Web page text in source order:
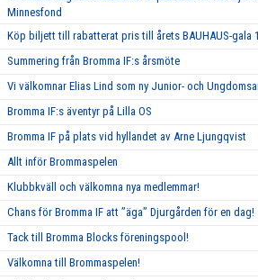
Minnesfond
Köp biljett till rabatterat pris till årets BAUHAUS-gala
Summering från Bromma IF:s årsmöte
Vi välkomnar Elias Lind som ny Junior- och
Bromma IF:s äventyr på Lilla OS
Bromma IF på plats vid hyllandet av Arne Ljungqvist
Allt inför Brommaspelen
Klubbkväll och välkomna nya medlemmar!
Chans för Bromma IF att ”äga” Djurgården för en dag!
Tack till Bromma Blocks föreningspool!
Välkomna till Brommaspelen!